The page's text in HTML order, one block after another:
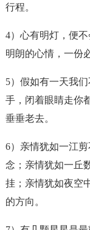
行程。
4）心有明灯，便不
明朗的心情，一份
5）假如有一天我
手，闭着眼睛走你
垂垂老去。
6）亲情犹如一江
念；亲情犹如一丘
挂；亲情犹如夜空
的方向。